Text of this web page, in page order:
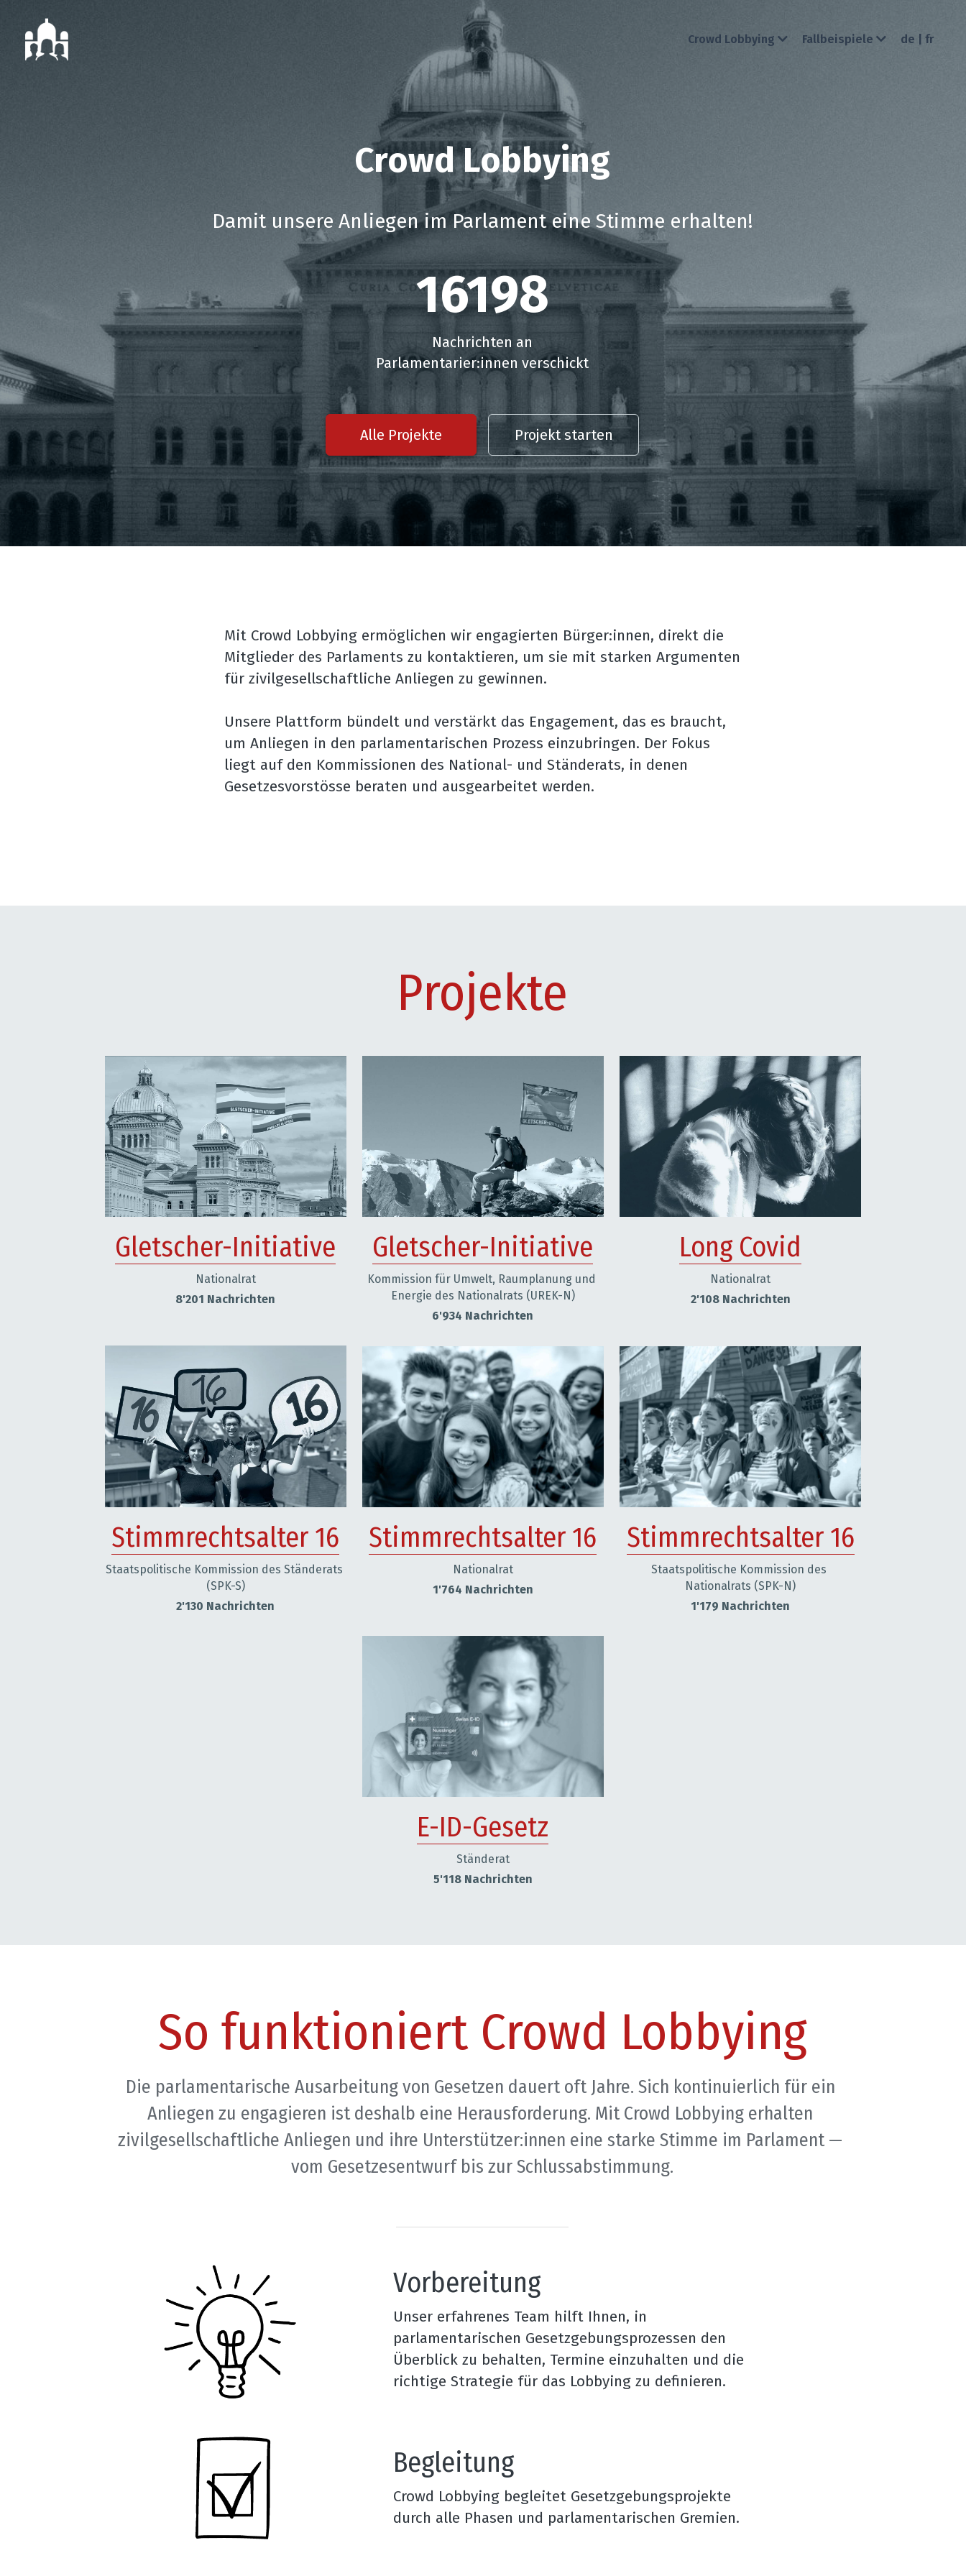
Crowd Lobbying Fallbeispiele de | fr
Crowd Lobbying
Damit unsere Anliegen im Parlament eine Stimme erhalten!
23014
Nachrichten an
Parlamentarier:innen verschickt
Alle Projekte Projekt starten
Mit Crowd Lobbying ermöglichen wir engagierten Bürger:innen, direkt die
Mitglieder des Parlaments zu kontaktieren, um sie mit starken Argumenten
für zivilgesellschaftliche Anliegen zu gewinnen.
Unsere Plattform bündelt und verstärkt das Engagement, das es braucht,
um Anliegen in den parlamentarischen Prozess einzubringen. Der Fokus
liegt auf den Kommissionen des National- und Ständerats, in denen
Gesetzesvorstösse beraten und ausgearbeitet werden.
Projekte
Gletscher-Initiative
Nationalrat
8'201 Nachrichten
Gletscher-Initiative
Kommission für Umwelt, Raumplanung und
Energie des Nationalrats (UREK-N)
6'934 Nachrichten
Long Covid
Nationalrat
2'108 Nachrichten
Stimmrechtsalter 16
Staatspolitische Kommission des Ständerats
(SPK-S)
2'130 Nachrichten
Stimmrechtsalter 16
Nationalrat
1'764 Nachrichten
Stimmrechtsalter 16
Staatspolitische Kommission des
Nationalrats (SPK-N)
1'179 Nachrichten
E-ID-Gesetz
Ständerat
5'118 Nachrichten
So funktioniert Crowd Lobbying
Die parlamentarische Ausarbeitung von Gesetzen dauert oft Jahre. Sich kontinuierlich für ein
Anliegen zu engagieren ist deshalb eine Herausforderung. Mit Crowd Lobbying erhalten
zivilgesellschaftliche Anliegen und ihre Unterstützer:innen eine starke Stimme im Parlament —
vom Gesetzesentwurf bis zur Schlussabstimmung.
Vorbereitung
Unser erfahrenes Team hilft Ihnen, in
parlamentarischen Gesetzgebungsprozessen den
Überblick zu behalten, Termine einzuhalten und die
richtige Strategie für das Lobbying zu definieren.
Begleitung
Crowd Lobbying begleitet Gesetzgebungsprojekte
durch alle Phasen und parlamentarischen Gremien.